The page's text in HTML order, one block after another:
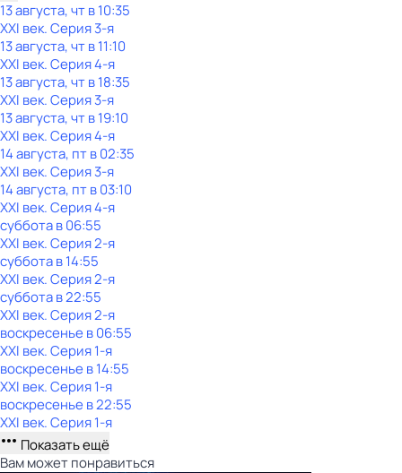
13 августа, чт в 10:35
XXI век. Серия 3-я
13 августа, чт в 11:10
XXI век. Серия 4-я
13 августа, чт в 18:35
XXI век. Серия 3-я
13 августа, чт в 19:10
XXI век. Серия 4-я
14 августа, пт в 02:35
XXI век. Серия 3-я
14 августа, пт в 03:10
XXI век. Серия 4-я
субботав06:55
XXI век. Серия 2-я
субботав14:55
XXI век. Серия 2-я
субботав22:55
XXI век. Серия 2-я
воскресенье в06:55
XXI век. Серия 1-я
воскресенье в14:55
XXI век. Серия 1-я
воскресенье в22:55
XXI век. Серия 1-я
Показать ещё
Вам может понравиться